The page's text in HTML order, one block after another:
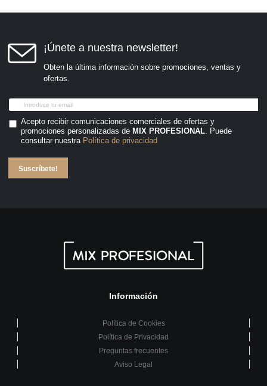
¡Únete a nuestra newsletter!
Obten la última información sobre promociones, ventas y
ofertas.
Acepto recibir comunicaciones comerciales de ofertas y
promociones personalizadas de MIX PROFESIONAL . Puede
consultar nuestra Política de privacidad
Suscríbete!
Información
Política de Cookies
Política de Privacidad
Preguntas frecuentes
Aviso Legal